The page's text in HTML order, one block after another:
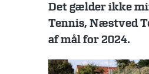
Det gælder ikke
Tennis, Næstved
af mål for 2024.